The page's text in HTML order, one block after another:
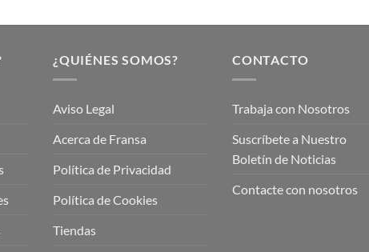
¿QUIÉNES SOMOS?
Aviso Legal
Acerca de Fransa
Política de Privacidad
Política de Cookies
Tiendas
CONTACTO
Trabaja con Nosotros
Suscríbete a Nuestro
Boletín de Noticias
Contacte con nosotros